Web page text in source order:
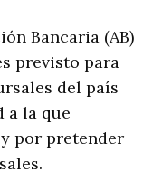
Bancaria (AB)
previsto para
del país
a la que
por pretender